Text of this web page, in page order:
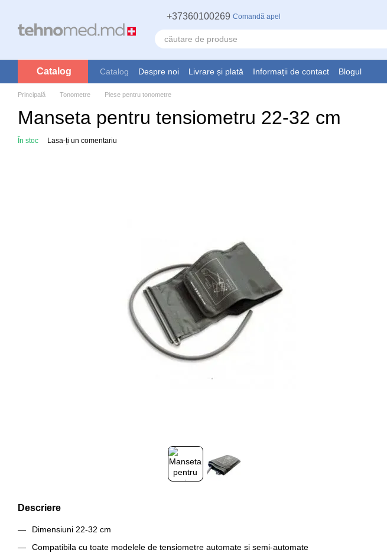
+37360100269 Comandă apel
Catalog Catalog Despre noi Livrare și plată Informații de contact Blogul
Principală Tonometre Piese pentru tonometre
Manseta pentru tensiometru 22-32 cm
În stoc Lasa-ți un comentariu
Descriere
Dimensiuni 22-32 cm
Compatibila cu toate modelele de tensiometre automate si semi-automate